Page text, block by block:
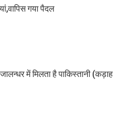
गया पैदल
में मिलता है पाकिस्तानी (कड़ाह